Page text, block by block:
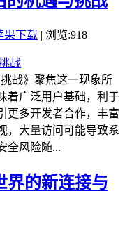
果下载 | 浏览:918
战》聚焦这一现象所
着广泛用户基础，利于
更多开发者合作，丰富
，大量访问可能导致系
全风险随...
界的新连接与